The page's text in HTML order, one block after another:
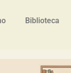
Biblioteca